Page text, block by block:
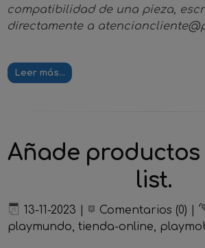
compatibilidad de una pieza,
directamente a
Leer más...
Añade productos
list.
13-11-2023 Comentarios (0)
playmundo, tienda-online,